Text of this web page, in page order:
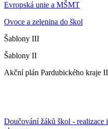
Evropská unie a MŠMT
Ovoce a zelenina do škol
Šablony III
Šablony II
Akční plán Pardubického kraje II
Doučování žáků škol - realizace